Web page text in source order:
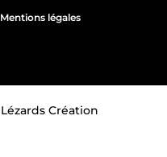
Mentions légales
Lézards Création